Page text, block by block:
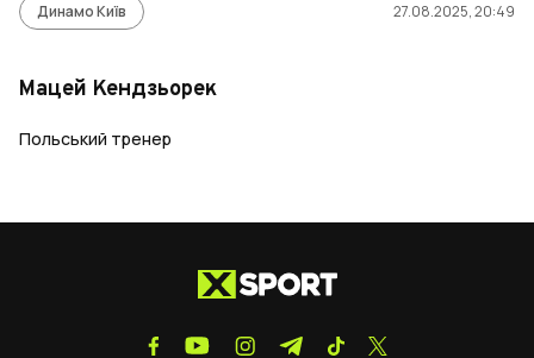
Динамо Київ 27.08.2025, 20:49
Мацей Кендзьорек
Польський тренер